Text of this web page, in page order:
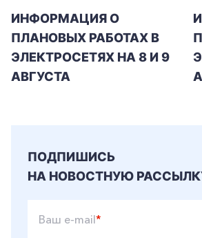
Заказать обратный звонок
ИНФОРМАЦИЯ О
ПЛАНОВЫХ РАБОТАХ В
ЭЛЕКТРОСЕТЯХ НА 8 И 9
АВГУСТА
ПОДПИШИСЬ
НА НОВОСТНУЮ
Ваш e-mail*